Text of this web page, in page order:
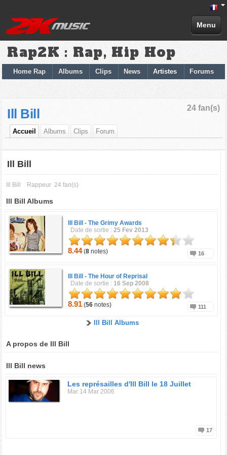
Menu
Rap2K : Rap, Hip Hop
Home Rap Albums Clips News Artistes Forums
24 fan(s)
Ill Bill
Accueil Albums Clips Forum
Ill Bill
Ill Bill Rappeur 24 fan(s)
Ill Bill Albums
Ill Bill -The Grimy Awards
Date de sortie :25 Fev 2013
8.44(8 notes) 16
Ill Bill -The Hour of Reprisal
Date de sortie : 16 Sep 2008
8.91 (56 notes) 111
Ill Bill Albums
A propos de Ill Bill
Ill Bill news
Les représailles d'Ill Bill le 18 Juillet
Mar 14 Mar 2006
17